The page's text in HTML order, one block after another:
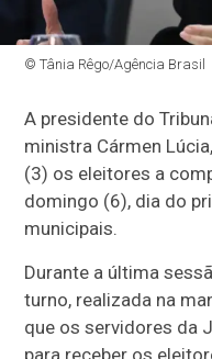
© Tânia Rêgo/Agência Brasil
A presidente do
ministra Cármen
(3) os eleitores a
domingo (6), dia do
municipais.
Durante a última
turno, realizada na
que os servidores da